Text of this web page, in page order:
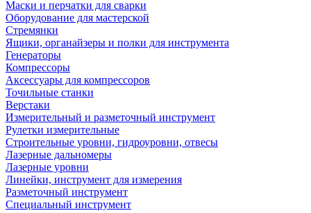
Маски и перчатки для сварки
Оборудование для мастерской
Стремянки
Ящики, органайзеры и полки для инструмента
Генераторы
Компрессоры
Аксессуары для компрессоров
Точильные станки
Верстаки
Измерительный и разметочный инструмент
Рулетки измерительные
Строительные уровни, гидроуровни, отвесы
Лазерные дальномеры
Лазерные уровни
Линейки, инструмент для измерения
Разметочный инструмент
Специальный инструмент